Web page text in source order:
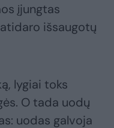
įjungtas
išsaugotų
lygiai toks
O tada uodų
uodas galvoja